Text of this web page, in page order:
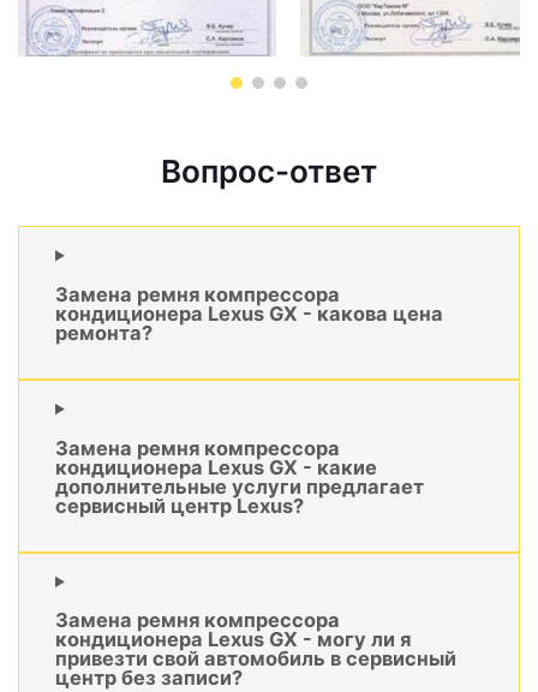
Вопрос-ответ
Замена ремня компрессора
кондиционера Lexus GX - какова цена
ремонта?
Замена ремня компрессора
кондиционера Lexus GX - какие
дополнительные услуги предлагает
сервисный центр Lexus?
Замена ремня компрессора
кондиционера Lexus GX - могу ли я
привезти свой автомобиль в сервисный
центр без записи?